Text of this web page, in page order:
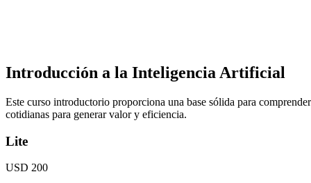
Introducción a la Inteligencia Artificial
Este curso introductorio proporciona una base sólida para
cotidianas para generar valor y eficiencia.
Lite
USD 200